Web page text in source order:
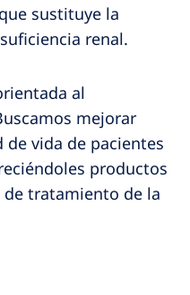
sustituye la
renal.
al
mejorar
vida de pacientes
productos
tratamiento de la